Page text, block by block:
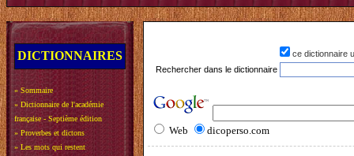
DICTIONNAIRES
» Sommaire
» Dictionnaire de l'académie
française - Septième édition
» Proverbes et dictons
» Les mots qui restent
ce dictionnaire
Rechercher dans le dictionnaire
Web dicoperso.com